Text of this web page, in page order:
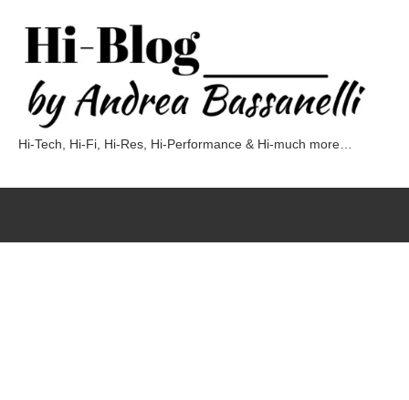
contenuto
Blog
Hi-Tech, Hi-Fi, Hi-Res, Hi-Performance & Hi-much more…